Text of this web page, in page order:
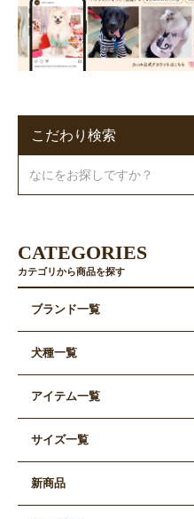
こだわり検索
CATEGORIES
カテゴリから商品を探す
ブランド一覧
犬種一覧
アイテム一覧
サイズ一覧
新商品